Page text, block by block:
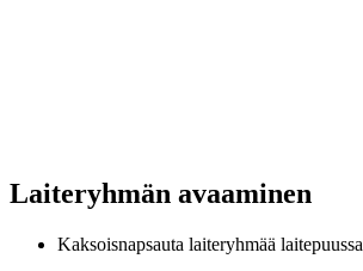
Laiteryhmän avaaminen
Kaksoisnapsauta laiteryhmää laitepuussa